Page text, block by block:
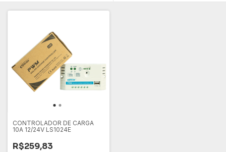
CONTROLADOR DE CARGA
10A 12/24V LS1024E
R$259,83